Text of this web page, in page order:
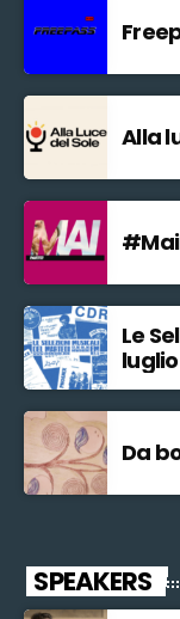
Alla
Le
Da
SPEAKERS